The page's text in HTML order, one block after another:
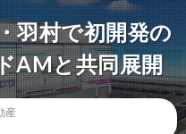
羽村で初開発の
AMと共同展開
産